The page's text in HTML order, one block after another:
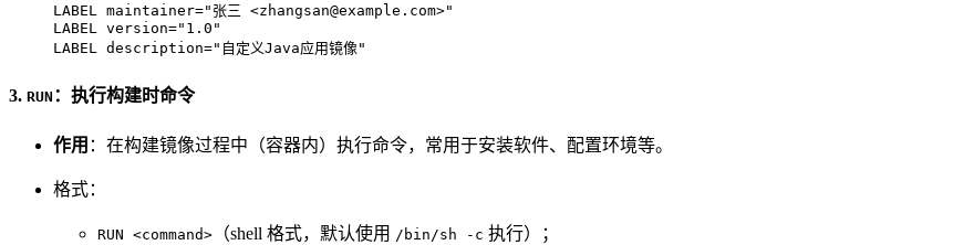
LABEL
maintainer="张三 <zhangsan@example.com>"
LABEL
version="1.0"
LABEL
description="自定义Java应用镜像"
3. RUN ：执行构建时命令
作用 ：在构建镜像过程中（容器内）执行命令，常用于安装软件、配置环境等。
格式：
RUN <command> （shell 格式，默认使用 /bin/sh -c 执行）；